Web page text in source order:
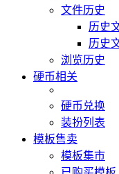
文件历史
历史
历史
浏览历史
硬币相关
硬币兑换
装扮列表
模板售卖
模板集市